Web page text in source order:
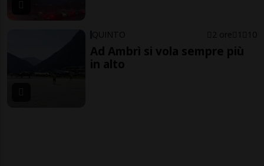
QUINTO 2 ore 1 10
Ad Ambrì si vola sempre più
in alto